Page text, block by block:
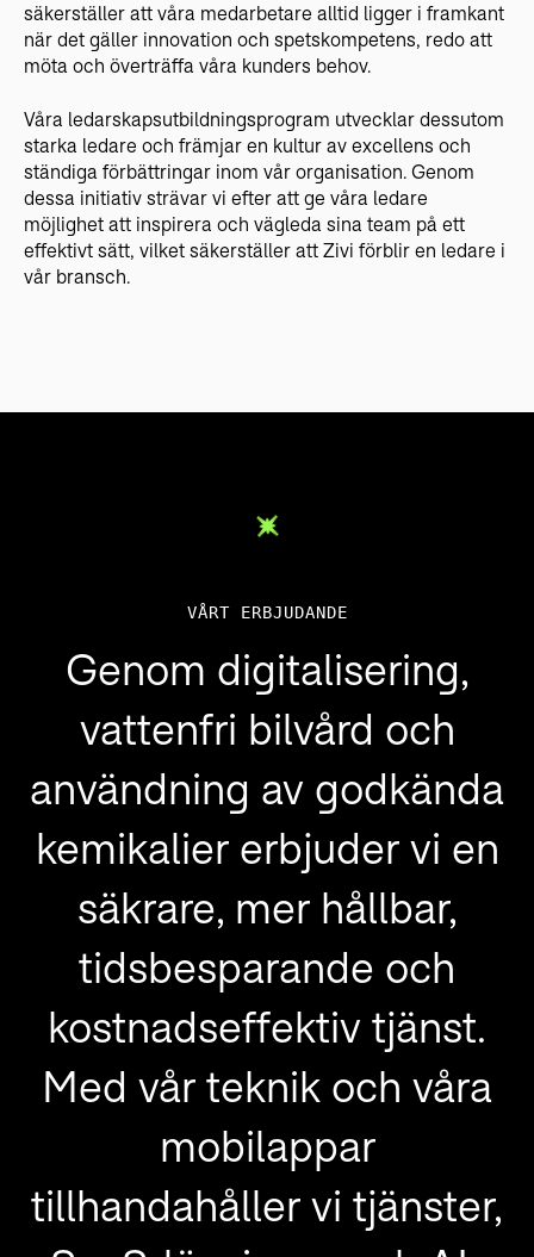
säkerställer att våra medarbetare alltid ligger i framkant
när det gäller innovation och spetskompetens, redo att
möta och överträffa våra kunders behov.
Våra ledarskapsutbildningsprogram utvecklar dessutom
starka ledare och främjar en kultur av excellens och
ständiga förbättringar inom vår organisation. Genom
dessa initiativ strävar vi efter att ge våra ledare
möjlighet att inspirera och vägleda sina team på ett
effektivt sätt, vilket säkerställer att Zivi förblir en ledare i
vår bransch.
VÅRT ERBJUDANDE
Genom digitalisering,
vattenfri bilvård och
användning av godkända
kemikalier erbjuder vi en
säkrare, mer hållbar,
tidsbesparande och
kostnadseffektiv tjänst.
Med vår teknik och våra
mobilappar
tillhandahåller vi tjänster,